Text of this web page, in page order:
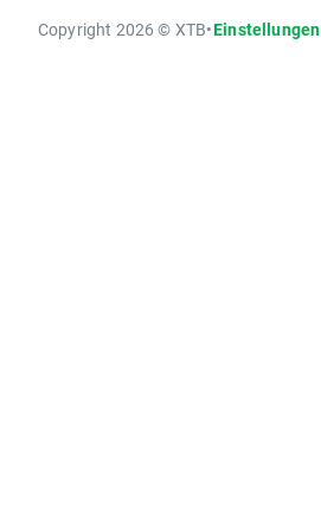
Copyright 2026 © XTB•